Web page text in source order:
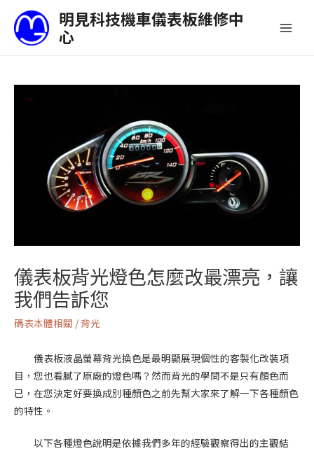
明見科技機車儀表板維修中
心
儀表板背光燈色怎麼改最漂亮，讓
我們告訴您
碼表本體相關 / 背光
儀表板液晶螢幕背光換色是最明顯展現個性的客製化改裝項
目，您也看膩了原廠的燈色嗎？然而背光的學問不是只有顏色而
已，在您決定好要換成別種顏色之前先幫大家來了解一下各種顏色
的特性。
以下各種燈色說明是依據我們多年的經驗觀察得出的主觀結